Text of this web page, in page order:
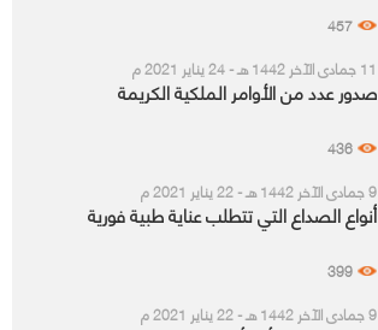
457
11 جمادى الآخر 1442 هـ - 24 يناير 2021 م
صدور عدد من الأوامر الملكية الكريمة
436
9 جمادى الآخر 1442 هـ - 22 يناير 2021 م
أنواع الصداع التي تتطلب عناية طبية فورية
399
9 جمادى الآخر 1442 هـ - 22 يناير 2021 م